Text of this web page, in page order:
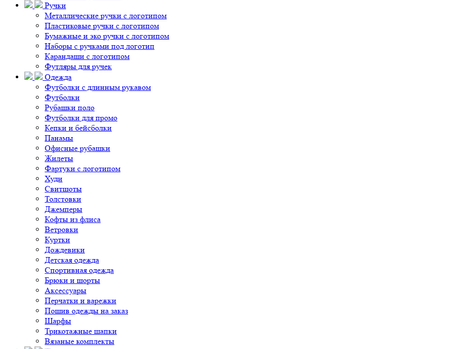
Ручки
Металлические ручки с логотипом
Пластиковые ручки с логотипом
Бумажные и эко ручки с логотипом
Наборы с ручками под логотип
Карандаши с логотипом
Футляры для ручек
Одежда
Футболки с длинным рукавом
Футболки
Рубашки поло
Футболки для промо
Кепки и бейсболки
Панамы
Офисные рубашки
Жилеты
Фартуки с логотипом
Худи
Свитшоты
Толстовки
Джемперы
Кофты из флиса
Ветровки
Куртки
Дождевики
Детская одежда
Спортивная одежда
Брюки и шорты
Аксессуары
Перчатки и варежки
Пошив одежды на заказ
Шарфы
Трикотажные шапки
Вязаные комплекты